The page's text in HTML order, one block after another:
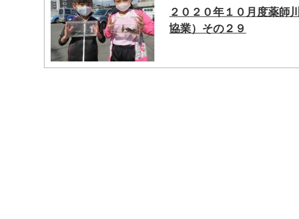
２０２０年１０月度薬師
協業）その２９